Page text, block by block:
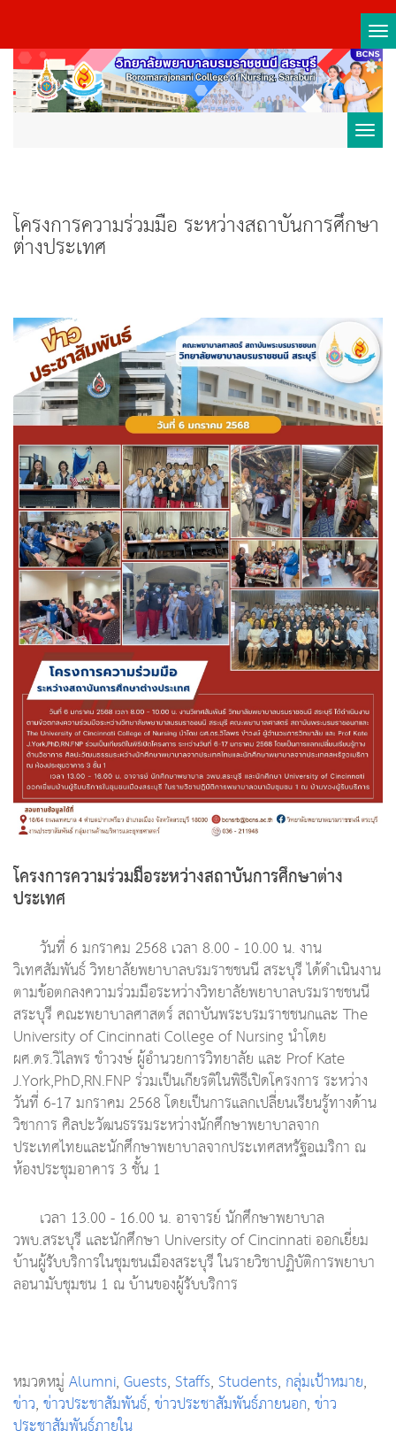
โครงการความร่วมมือ ระหว่างสถาบันการศึกษา
ต่างประเทศ
โครงการความร่วมมือระหว่างสถาบันการศึกษาต่าง
ประเทศ
วันที่ 6 มกราคม 2568 เวลา 8.00 - 10.00 น. งาน
วิเทศสัมพันธ์ วิทยาลัยพยาบาลบรมราชชนนี สระบุรี ได้ดำเนินงาน
ตามข้อตกลงความร่วมมือระหว่างวิทยาลัยพยาบาลบรมราชชนนี
สระบุรี คณะพยาบาลศาสตร์ สถาบันพระบรมราชชนกและ The
University of Cincinnati College of Nursing นำโดย
ผศ.ดร.วิไลพร ขำวงษ์ ผู้อำนวยการวิทยาลัย และ Prof Kate
J.York,PhD,RN.FNP ร่วมเป็นเกียรติในพิธีเปิดโครงการ ระหว่าง
วันที่ 6-17 มกราคม 2568 โดยเป็นการแลกเปลี่ยนเรียนรู้ทางด้าน
วิชาการ ศิลปะวัฒนธรรมระหว่างนักศึกษาพยาบาลจาก
ประเทศไทยและนักศึกษาพยาบาลจากประเทศสหรัฐอเมริกา ณ
ห้องประชุมอาคาร 3 ชั้น 1
เวลา 13.00 - 16.00 น. อาจารย์ นักศึกษาพยาบาล
วพบ.สระบุรี และนักศึกษา University of Cincinnati ออกเยี่ยม
บ้านผู้รับบริการในชุมชนเมืองสระบุรี ในรายวิชาปฏิบัติการพยาบา
ลอนามับชุมชน 1 ณ บ้านของผู้รับบริการ
หมวดหมู่Alumni,Guests,Staffs,Students, กลุ่มเป้าหมาย,
ข่าว,ข่าวประชาสัมพันธ์,ข่าวประชาสัมพันธ์ภายนอก,ข่าว
ประชาสัมพันธ์ภายใน